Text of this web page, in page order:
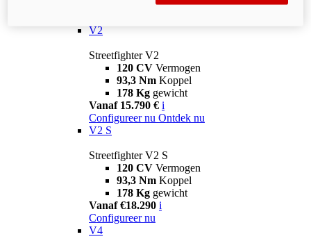
V2
Streetfighter V2
120 CV Vermogen
93,3 Nm Koppel
178 Kg gewicht
Vanaf 15.790 € i
Configureer nu Ontdek nu
V2 S
Streetfighter V2 S
120 CV Vermogen
93,3 Nm Koppel
178 Kg gewicht
Vanaf €18.290 i
Configureer nu
V4